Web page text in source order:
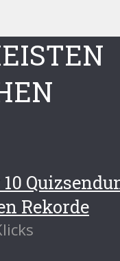
Rekorde